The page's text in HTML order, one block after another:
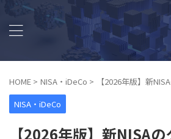
HOME > NISA・iDeCo >
【2026年版】新
NISA・iDeCo
【2026年版】新NISA